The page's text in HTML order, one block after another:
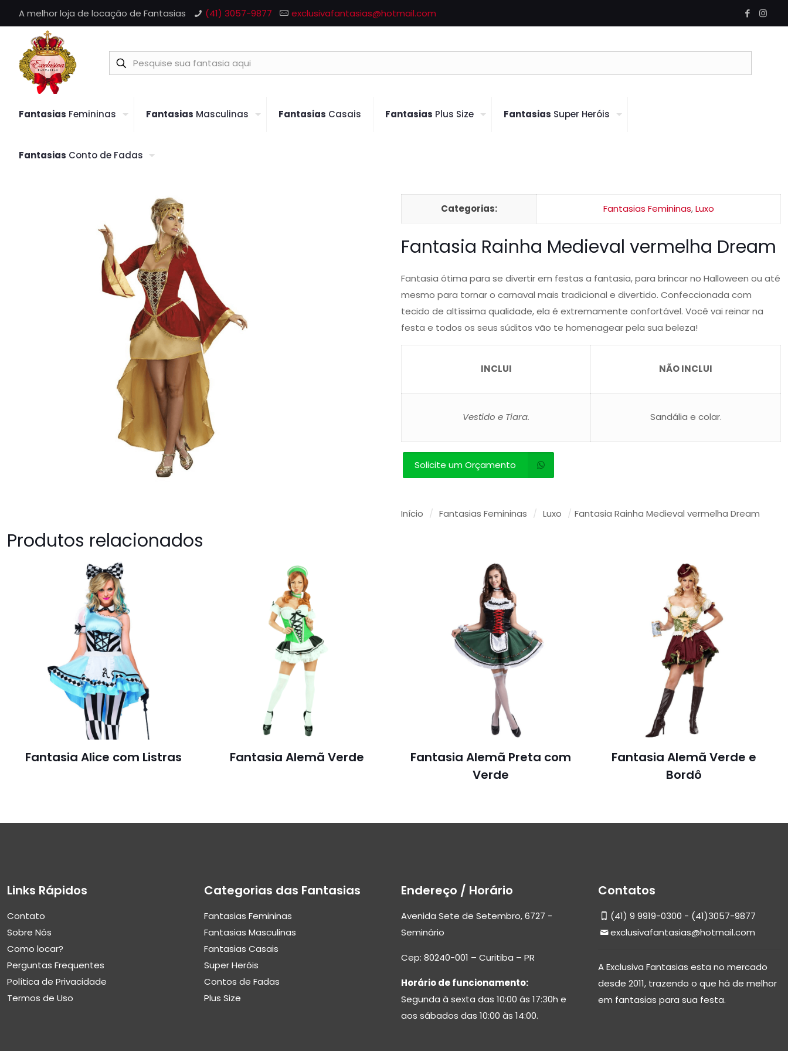
A melhor loja de locação de Fantasias (41) 3057-9877 exclusivafantasias@hotmail.com
Fantasias Femininas Fantasias Masculinas Fantasias Casais Fantasias Plus Size Fantasias Super Heróis
Fantasias Conto de Fadas
Categorias: Fantasias Femininas,Luxo
Fantasia Rainha Medieval vermelha Dream
Fantasia ótima para se divertir em festas a fantasia, para brincar no Halloween ou até
mesmo para tornar o carnaval mais tradicional e divertido. Confeccionada com
tecido de altíssima qualidade, ela é extremamente confortável. Você vai reinar na
festa e todos os seus súditos vão te homenagear pela sua beleza!
INCLUI NÃO INCLUI
Vestido e Tiara. Sandália e colar.
Solicite um Orçamento
Início / Fantasias Femininas / Luxo / Fantasia Rainha Medieval vermelha Dream
Produtos relacionados
Fantasia Alice com Listras Fantasia Alemã Verde
Fantasia Alemã Preta com
Verde
Fantasia Alemã Verde e
Bordô
Links Rápidos
Contato
Sobre Nós
Como locar?
Perguntas Frequentes
Política de Privacidade
Termos de Uso
Categorias das Fantasias
Fantasias Femininas
Fantasias Masculinas
Fantasias Casais
Super Heróis
Contos de Fadas
Plus Size
Endereço / Horário
Avenida Sete de Setembro, 6727 -
Seminário
Cep: 80240-001 – Curitiba – PR
Horário de funcionamento:
Segunda à sexta das 10:00 ás 17:30h e
aos sábados das 10:00 às 14:00.
Contatos
(41) 9 9919-0300 - (41)3057-9877
exclusivafantasias@hotmail.com
A Exclusiva Fantasias esta no mercado
desde 2011, trazendo o que há de melhor
em fantasias para sua festa.